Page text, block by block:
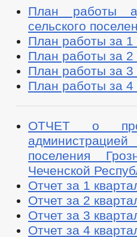
План работы
сельского
План работы за 1
План работы за 2
План работы за 3
План работы за 4
ОТЧЕТ о
поселения
Чеченской
Отчет за 1
Отчет за 2
Отчет за 3
Отчет за 4